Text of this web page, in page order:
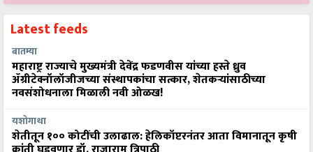
Latest feeds
बातम्या
महाराष्ट्र राज्याचे मुख्यमंत्री देवेंद्र फडणवीस यांच्या हस्ते ध्रुव
ॲग्रीटेक्नॉलॉजीजच्या संस्थापकांचा सत्कार, शेतकऱ्यांसाठीच्या
नवसंशोधनाला मिळाली नवी ओळख!
शेतीतून १०० कोटींची उलाढाल: हेलिकॉप्टरनंतर आता विमानातून कृषी
क्रांती घडवणार डॉ. राजाराम त्रिपाठी